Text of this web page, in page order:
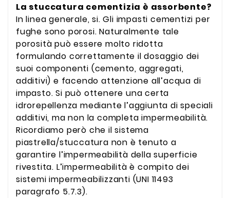
La stuccatura cementizia è assorbente?
In linea generale, si. Gli impasti cementizi per
fughe sono porosi. Naturalmente tale
porosità può essere molto ridotta
formulando correttamente il dosaggio dei
suoi componenti (cemento, aggregati,
additivi) e facendo attenzione all’acqua di
impasto. Si può ottenere una certa
idrorepellenza mediante l’aggiunta di speciali
additivi, ma non la completa impermeabilità.
Ricordiamo però che il sistema
piastrella/stuccatura non è tenuto a
garantire l’impermeabilità della superficie
rivestita. L’impermeabilità è compito dei
sistemi impermeabilizzanti (UNI 11493
paragrafo 5.7.3).